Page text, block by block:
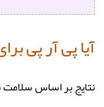
آیا پی آر پی
نتایج بر اساس